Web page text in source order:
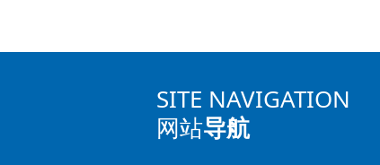
SITE NAVIGATION
网站导航